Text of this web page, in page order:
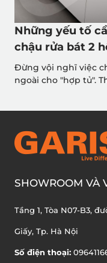
Những yếu tố
chậu rửa bát 2
Đừng vội nghĩ việc
ngoài cho "hợp tủ".
SHOWROOM VÀ
Tầng 1, Tòa N07-B3,
Giấy, Tp. Hà Nội
Số điện thoại: